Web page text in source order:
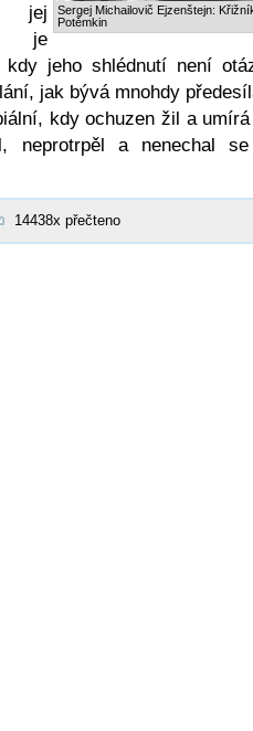
Sergej Michailovič Ejzenštejn:
Potěmkin
jej
je
kdy jeho shlédnutí není
jak bývá mnohdy
kdy ochuzen žil a
neprotrpěl a nenechal
14438x přečteno